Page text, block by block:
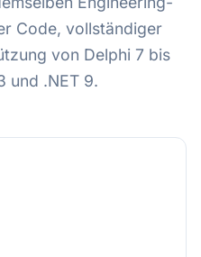
Code, vollständiger
von Delphi 7 bis
und .NET 9.